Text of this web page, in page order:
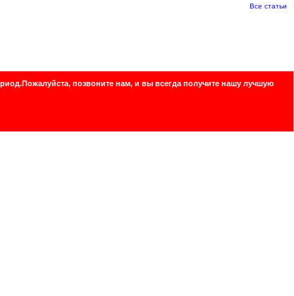
Все статьи
позвоните нам, и вы всегда получите нашу лучшую